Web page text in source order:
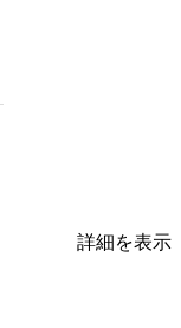
詳細を表示